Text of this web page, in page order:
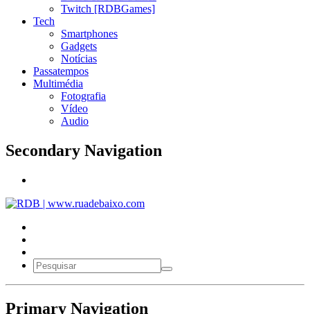
Twitch [RDBGames]
Tech
Smartphones
Gadgets
Notícias
Passatempos
Multimédia
Fotografia
Vídeo
Audio
Secondary Navigation
Primary Navigation